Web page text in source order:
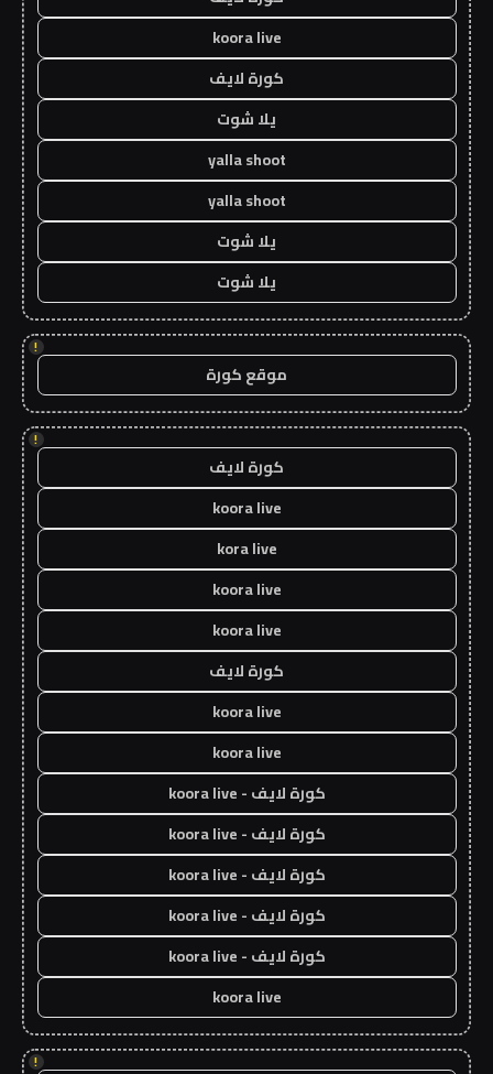
koora live
كورة لايف
يلا شوت
yalla shoot
yalla shoot
يلا شوت
يلا شوت
!
موقع كورة
!
كورة لايف
koora live
kora live
koora live
koora live
كورة لايف
koora live
koora live
كورة لايف - koora live
كورة لايف - koora live
كورة لايف - koora live
كورة لايف - koora live
كورة لايف - koora live
koora live
!